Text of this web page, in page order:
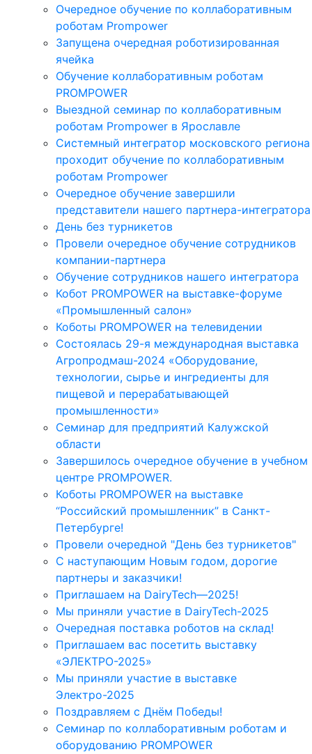
Очередное обучение по коллаборативным
роботам Prompower
Запущена очередная роботизированная
ячейка
Обучение коллаборативным роботам
PROMPOWER
Выездной семинар по коллаборативным
роботам Prompower в Ярославле
Системный интегратор московского региона
проходит обучение по коллаборативным
роботам Prompower
Очередное обучение завершили
представители нашего партнера-интегратора
День без турникетов
Провели очередное обучение сотрудников
компании-партнера
Обучение сотрудников нашего интегратора
Кобот PROMPOWER на выставке-форуме
«Промышленный салон»
Коботы PROMPOWER на телевидении
Состоялась 29-я международная выставка
Агропродмаш-2024 «Оборудование,
технологии, сырье и ингредиенты для
пищевой и перерабатывающей
промышленности»
Семинар для предприятий Калужской
области
Завершилось очередное обучение в учебном
центре PROMPOWER.
Коботы PROMPOWER на выставке
“Российский промышленник” в Санкт-
Петербурге!
Провели очередной "День без турникетов"
С наступающим Новым годом, дорогие
партнеры и заказчики!
Приглашаем на DairyTech—2025!
Мы приняли участие в DairyTech-2025
Очередная поставка роботов на склад!
Приглашаем вас посетить выставку
«ЭЛЕКТРО-2025»
Мы приняли участие в выставке
Электро-2025
Поздравляем с Днём Победы!
Семинар по коллаборативным роботам и
оборудованию PROMPOWER